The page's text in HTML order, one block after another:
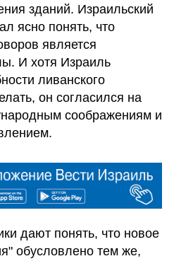
зданий. Израильский
ясно понять, что
является
И хотя Израиль
ливанского
он согласился на
соображениям и
дают понять, что новое
обусловлено тем же,